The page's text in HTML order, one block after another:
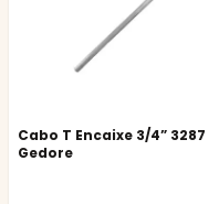
Cabo T Encaixe 3/4” 3287
Gedore